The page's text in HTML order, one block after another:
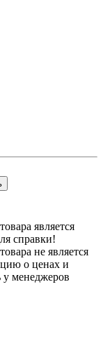
является
справки!
не является
о ценах и
у менеджеров